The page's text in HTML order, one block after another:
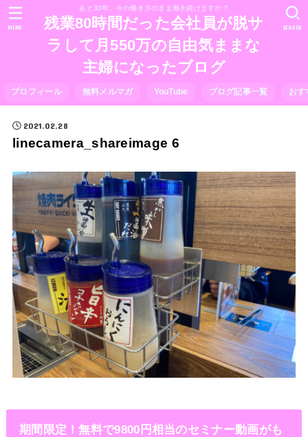
あと30年、今の働き方のまま働き続けますか？
残業80時間だった会社員が脱サ
ラして月550万の自由気ままな
主婦になったブログ
プロフィール 無料メルマガ YouTube ブログ記事一覧 おす
SEARCH
MENU
2021.02.28
linecamera_shareimage 6
期間限定！無料で9800円相当のセミナー動画がも